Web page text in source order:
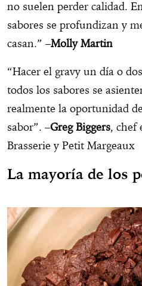
no suelen perder calidad.
sabores se profundizan y
casan.” –Molly Martin
“Hacer el gravy un día o
todos los sabores se
realmente la oportunidad
sabor”. –Greg Biggers, chef
Brasserie y Petit Margeaux
La mayoría de los